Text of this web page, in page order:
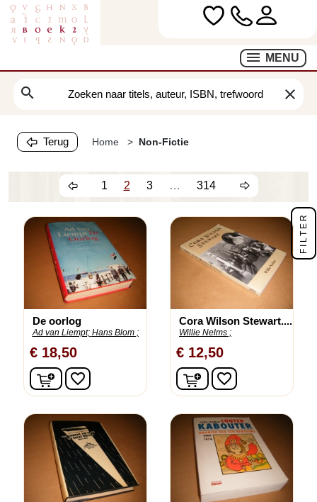
MENU
search clear
Terug Home Non-Fictie
1 2 3 … 314
De oorlog
Ad van Liempt; Hans Blom ;
€ 18,50
In winkelwagen
favorite_border
Cora Wilson Stewart....
Willie Nelms ;
€ 12,50
In winkelwagen
favorite_border
FILTER